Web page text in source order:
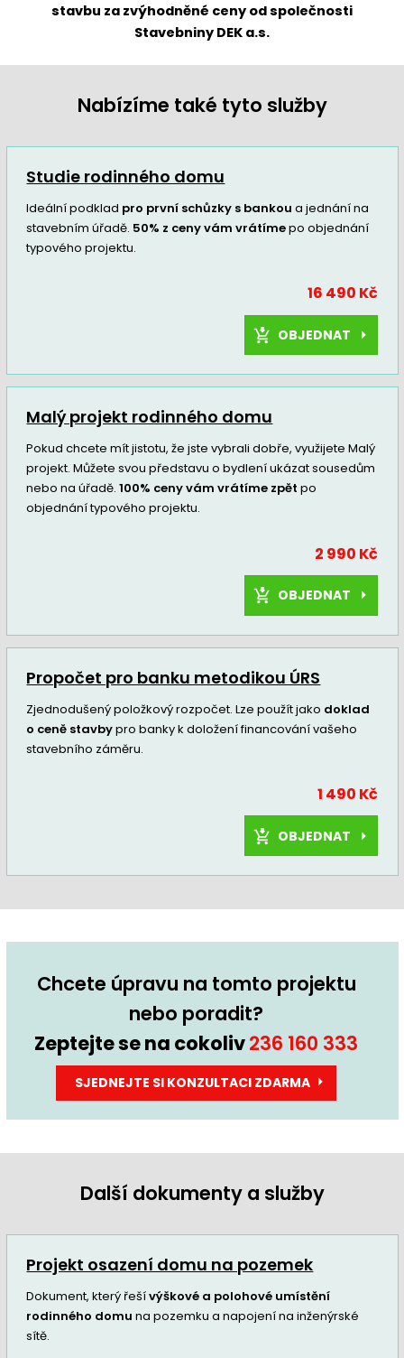
stavbu za zvýhodněné ceny od společnosti
Stavebniny DEK a.s.
Nabízíme také tyto služby
Studie rodinného domu
Ideální podklad pro první schůzky s bankou a jednání na
stavebním úřadě. 50% z ceny vám vrátímepo objednání
typového projektu.
16 490 Kč
OBJEDNAT
Malý projekt rodinného domu
Pokud chcete mít jistotu, že jste vybrali dobře, využijete Malý
projekt. Můžete svou představu o bydlení ukázat sousedům
nebo na úřadě.100% ceny vám vrátíme zpět po
objednání typového projektu.
2 990 Kč
OBJEDNAT
Propočet pro banku metodikou ÚRS
Zjednodušený položkový rozpočet. Lze použít jako doklad
o ceně stavbypro banky k doložení financování vašeho
stavebního záměru.
1 490 Kč
OBJEDNAT
Chcete úpravu na tomto projektu
nebo poradit?
Zeptejte se na cokoliv236 160 333
SJEDNEJTE SI KONZULTACI ZDARMA
Další dokumenty a služby
Projekt osazení domu na pozemek
Dokument, který řešívýškové a polohové umístění
rodinného domu na pozemku a napojení na inženýrské
sítě.